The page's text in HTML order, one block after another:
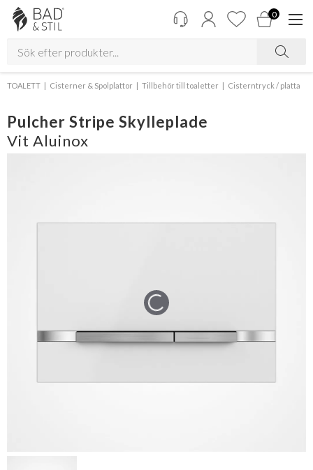
0
TOALETT Cisterner & Spolplattor Tillbehör till toaletter Cisterntryck / platta
Pulcher Stripe Skylleplade
Vit Aluinox